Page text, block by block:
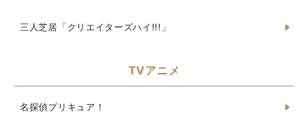
三人芝居「クリエイターズハイ!!!」
TVアニメ
名探偵プリキュア！